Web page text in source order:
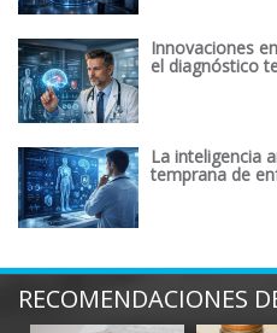
Innovaciones
el diagnóstico
La inteligencia
temprana de
RECOMENDACIONES